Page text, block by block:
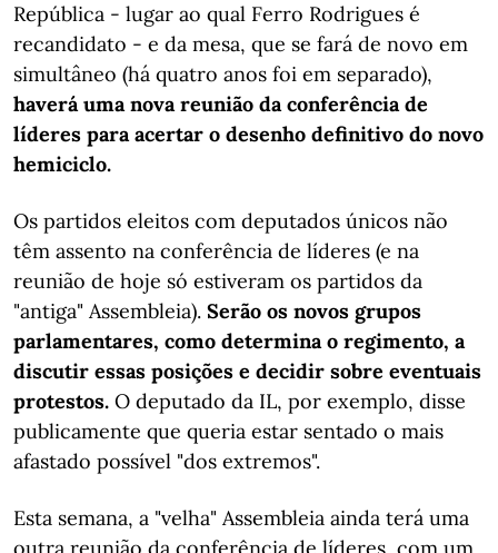
República - lugar ao qual Ferro Rodrigues é
recandidato - e da mesa, que se fará de novo em
simultâneo (há quatro anos foi em separado),
haverá uma nova reunião da conferência de
líderes para acertar o desenho definitivo do novo
hemiciclo.
Os partidos eleitos com deputados únicos não
têm assento na conferência de líderes (e na
reunião de hoje só estiveram os partidos da
"antiga" Assembleia). Serão os novos grupos
parlamentares, como determina o regimento, a
discutir essas posições e decidir sobre eventuais
protestos. O deputado da IL, por exemplo, disse
publicamente que queria estar sentado o mais
afastado possível "dos extremos".
Esta semana, a "velha" Assembleia ainda terá uma